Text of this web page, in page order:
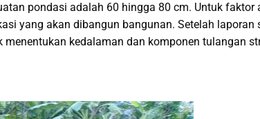
pondasi adalah 60 hingga 80 cm. Untuk
yang akan dibangun bangunan. Setelah
kedalaman dan komponen tulangan